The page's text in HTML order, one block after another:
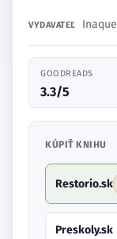
VYDAVATEĽ Inaque
GOODREADS
3.3/5
KÚPIŤ KNIHU
Restorio.sk
Preskoly.sk